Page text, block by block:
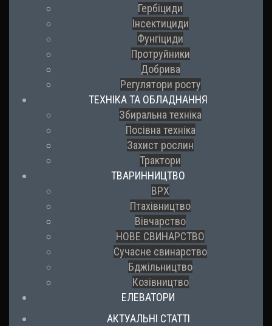
Гербіциди
Інсектициди
Фунгіциди
Протруйники
Добрива
Регулятори росту
ТЕХНІКА ТА ОБЛАДНАННЯ
Збиральна техніка
Посівна техніка
Захист рослин
Трактори
ТВАРИННИЦТВО
ВРХ
Птахівництво
Вівчарство
НОВЕ СВИНАРСТВО
Сучасне свинарство
Бджільництво
Козівництво
ЕЛЕВАТОРИ
АКТУАЛЬНІ СТАТТІ